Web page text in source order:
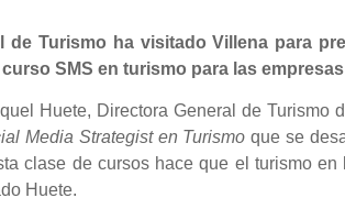
de Turismo ha visitado Villena para
SMS en turismo para las
Huete, Directora General de Turismo
Media Strategist en Turismo que se
clase de cursos hace que el turismo
Huete.